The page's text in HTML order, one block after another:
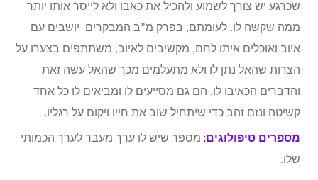
שכרגע יש צורך לשמוע ולהכיל את כאבו ולא לייסר אותו יותר
ממה שקשה לו. לעומתם, בפרק מ”ב המבקרים יושבים עם
איוב ואוכלים איתו לחם, מקשיבים לאיוב, משתתפים בצערו על
הצרות שהאל נתן לו ולא מתעלמים מכך שהאל עשה זאת
והדברים הכאיבו לו. הם גם מסייעים לו ומביאים לו כל אחד
קשיטה ונזם זהב כדי שיתחיל שוב את חייו ויקום על רגליו.
מספרים טיפולוגים: מספר שיש לו ערך מעבר לערך הכמותי
שלו.